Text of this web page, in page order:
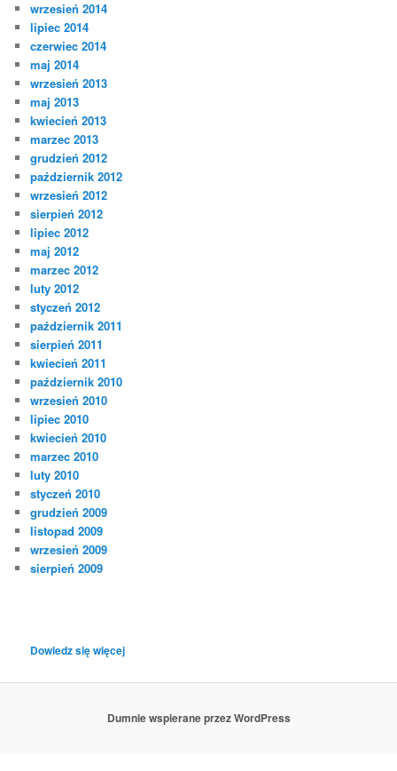
wrzesień 2014
lipiec 2014
czerwiec 2014
maj 2014
wrzesień 2013
maj 2013
kwiecień 2013
marzec 2013
grudzień 2012
październik 2012
wrzesień 2012
sierpień 2012
lipiec 2012
maj 2012
marzec 2012
luty 2012
styczeń 2012
październik 2011
sierpień 2011
kwiecień 2011
październik 2010
wrzesień 2010
lipiec 2010
kwiecień 2010
marzec 2010
luty 2010
styczeń 2010
grudzień 2009
listopad 2009
wrzesień 2009
sierpień 2009
Dowiedz się więcej:
Dumnie wspierane przez WordPress